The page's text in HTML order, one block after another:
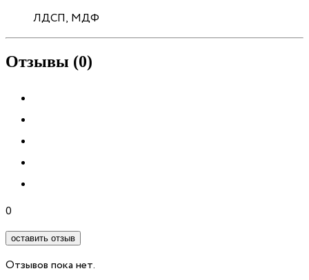
ЛДСП, МДФ
Отзывы (0)
0
оставить отзыв
Отзывов пока нет.